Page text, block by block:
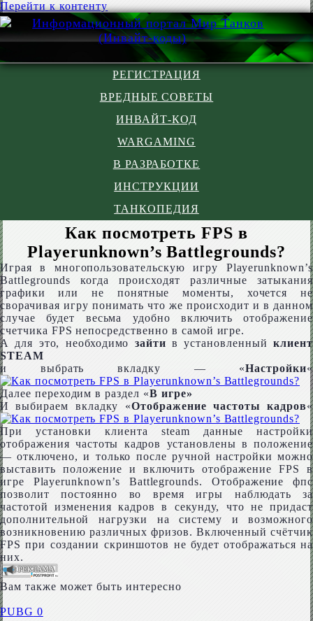
Перейти к контенту
РЕГИСТРАЦИЯ
ВРЕДНЫЕ СОВЕТЫ
ИНВАЙТ-КОД
WARGAMING
В РАЗРАБОТКЕ
ИНСТРУКЦИИ
ТАНКОПЕДИЯ
Как посмотреть FPS в
Playerunknown’s Battlegrounds?
Играя в многопользовательскую игру Playerunknown’s
Battlegrounds когда происходят различные затыкания
графики или не понятные моменты, хочется не
сворачивая игру понимать что же происходит и в данном
случае будет весьма удобно включить отображение
счетчика FPS непосредственно в самой игре.
А для это, необходимо зайти в установленныйклиент
STEAM
и выбрать вкладку — «Настройки«
Далее переходим в раздел «В игре»
И выбираем вкладку «Отображение частоты кадров«
При установки клиента steam данные настройки
отображения частоты кадров установлены в положение
— отключено, и только после ручной настройки можно
выставить положение и включить отображение FPS в
игре Playerunknown’s Battlegrounds. Отображение фпс
позволит постоянно во время игры наблюдать за
частотой изменения кадров в секунду, что не придаст
дополнительной нагрузки на систему и возможного
возникновению различных фризов. Включенный счётчик
FPS при создании скриншотов не будет отображаться на
них.
Вам также может быть интересно
PUBG 0